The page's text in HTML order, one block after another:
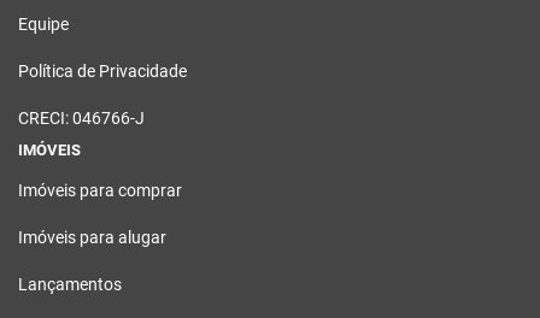
Equipe
Política de Privacidade
CRECI: 046766-J
IMÓVEIS
Imóveis para comprar
Imóveis para alugar
Lançamentos